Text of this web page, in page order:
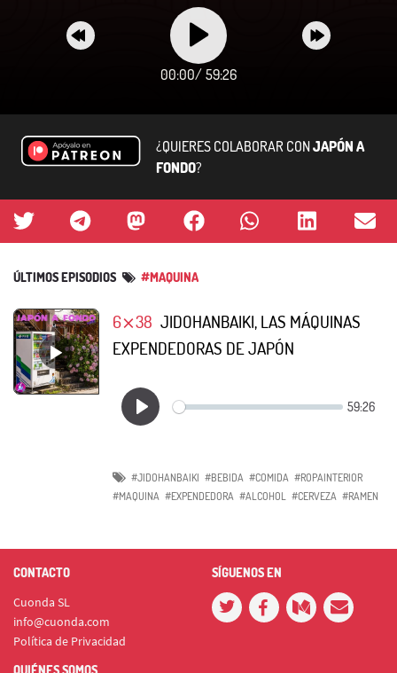
00:00/ 59:26
¿QUIERES COLABORAR CONJAPÓN A
FONDO?
ÚLTIMOS EPISODIOS #MAQUINA
6⨯38 JIDOHANBAIKI, LAS MÁQUINAS
EXPENDEDORAS DE JAPÓN
#JIDOHANBAIKI #BEBIDA #COMIDA #ROPAINTERIOR
#MAQUINA #EXPENDEDORA #ALCOHOL #CERVEZA #RAMEN
CONTACTO
Cuonda SL
info@cuonda.com
Política de Privacidad
SÍGUENOS EN
QUIÉNES SOMOS